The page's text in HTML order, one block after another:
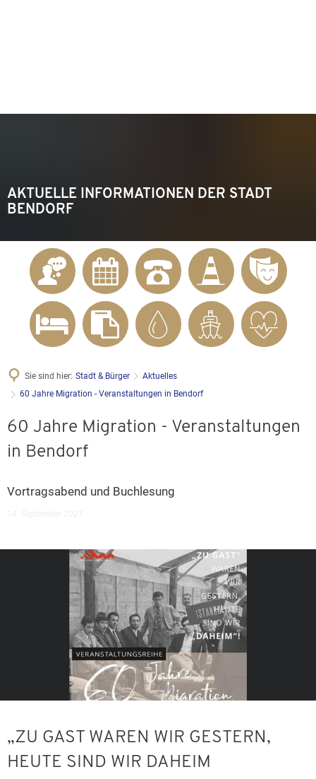
AKTUELLE INFORMATIONEN DER STADT
BENDORF
Sie sind hier: Stadt & Bürger
Aktuelles
60 Jahre Migration - Veranstaltungen in Bendorf
60 Jahre Migration - Veranstaltungen
in Bendorf
Vortragsabend und Buchlesung
14. September 2021
„ZU GAST WAREN WIR GESTERN,
HEUTE SIND WIR DAHEIM